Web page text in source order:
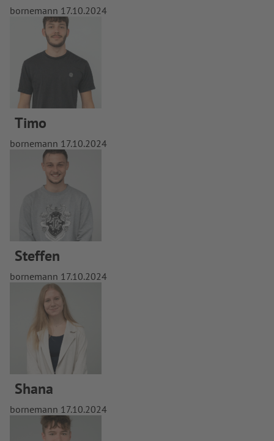
bornemann 17.10.2024
Timo
bornemann 17.10.2024
Steffen
bornemann 17.10.2024
Shana
bornemann 17.10.2024